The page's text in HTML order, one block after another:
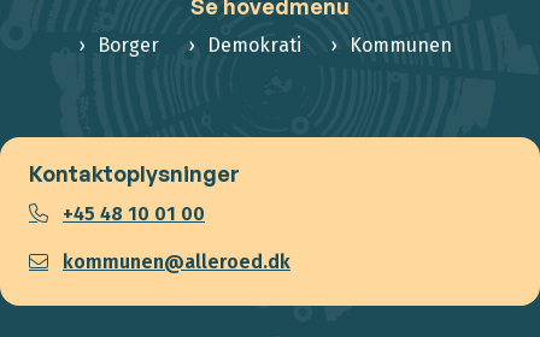
Se hovedmenu
Borger Demokrati Kommunen
Kontaktoplysninger
+45 48 10 01 00
kommunen@alleroed.dk